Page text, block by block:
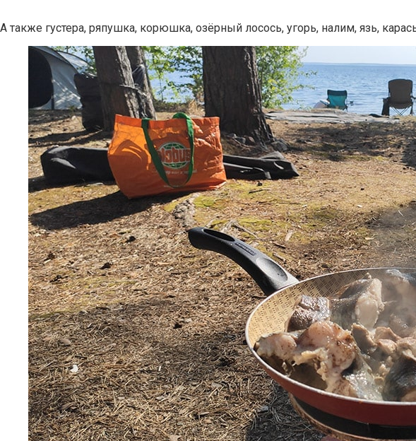
А также густера, ряпушка, корюшка, озёрный лосось, угорь, налим, язь,